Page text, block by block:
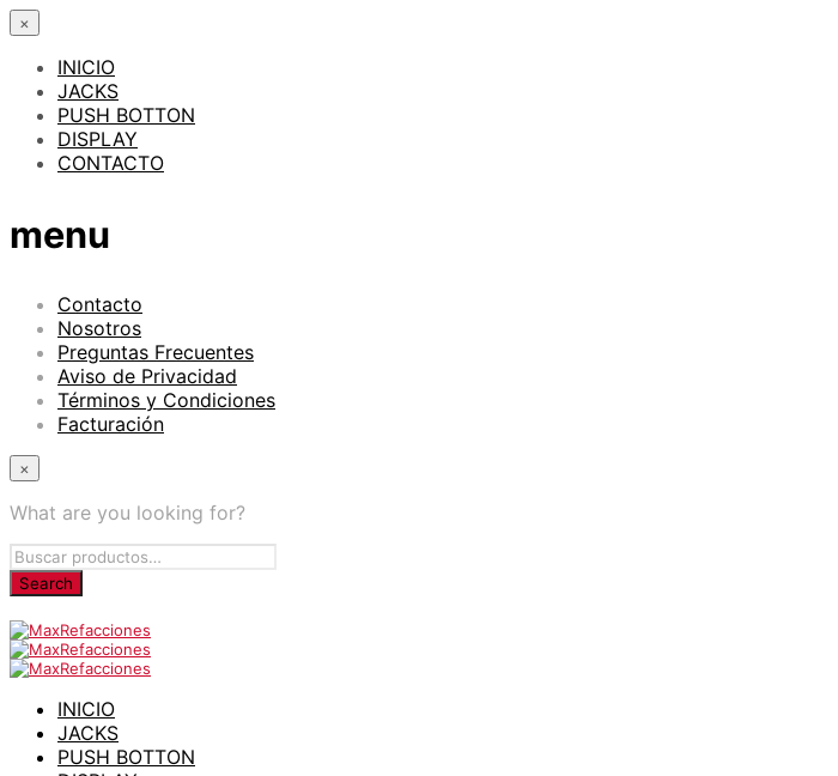
×
INICIO
JACKS
PUSH BOTTON
DISPLAY
CONTACTO
menu
Contacto
Nosotros
Preguntas Frecuentes
Aviso de Privacidad
Términos y Condiciones
Facturación
×
What are you looking for?
INICIO
JACKS
PUSH BOTTON